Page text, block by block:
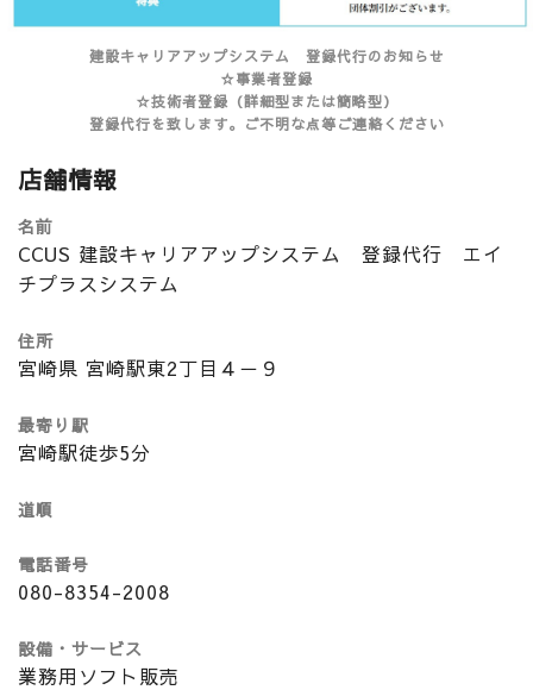
建設キャリアアップシステム 登録代行のお知らせ
☆事業者登録
☆技術者登録（詳細型または簡略型）
登録代行を致します。ご不明な点等ご連絡ください
店舗情報
名前
CCUS 建設キャリアアップシステム 登録代行 エイ
チプラスシステム
住所
宮崎県 宮崎駅東2丁目４－９
最寄り駅
宮崎駅徒歩5分
道順
電話番号
080-8354-2008
設備・サービス
業務用ソフト販売